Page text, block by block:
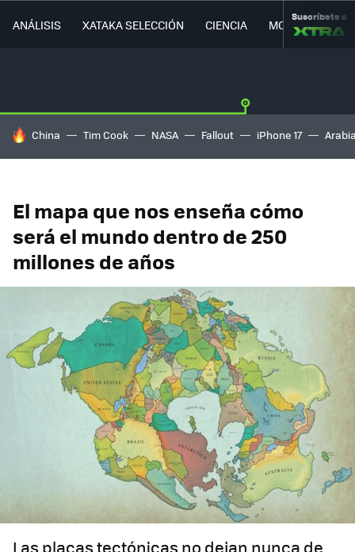
ANÁLISIS XATAKA SELECCIÓN CIENCIA MOVILIDAD
Suscríbete a
HOY SE HABLA DE
China Tim Cook NASA Fallout iPhone 17
El mapa que nos enseña cómo
será el mundo dentro de 250
millones de años
Las placas tectónicas no dejan nunca de